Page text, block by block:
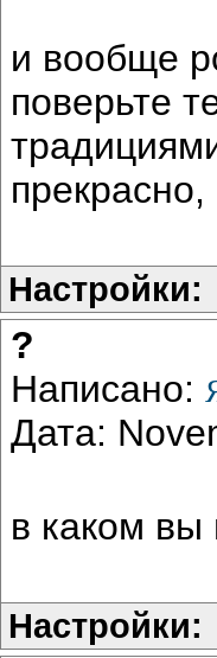
и вообще
поверьте
Настройки:
?
Написано:
Дата:
в каком вы
Настройки: